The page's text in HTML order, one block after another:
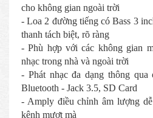
cho không gian ngoài trời
- Loa 2 đường tiếng có Bass 3
thanh tách biệt, rõ ràng
- Phù hợp với các không gian
nhạc trong nhà và ngoài trời
- Phát nhạc đa dạng thông
Bluetooth - Jack 3.5, SD Card
- Amply điều chỉnh âm lượng
kênh mượt mà